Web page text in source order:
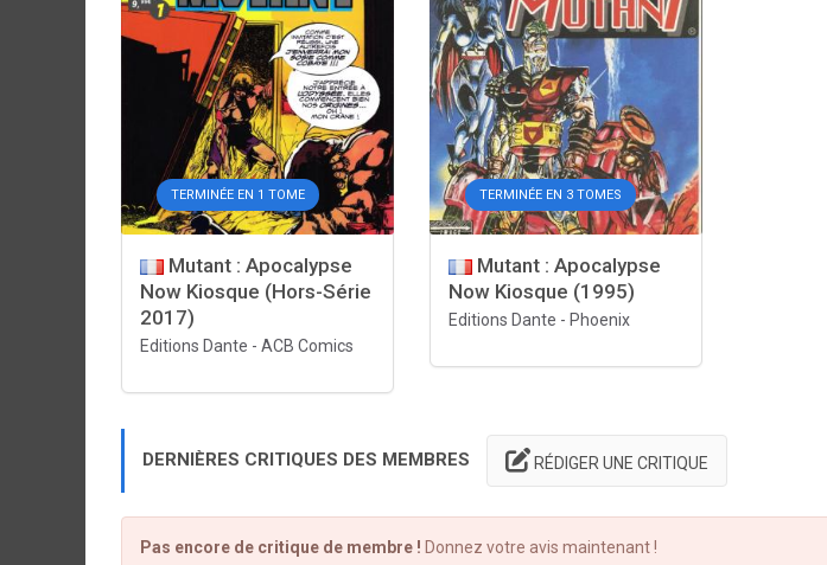
TERMINÉE EN 1 TOME
Mutant : Apocalypse
Now Kiosque (Hors-Série
2017)
Editions Dante - ACB Comics
TERMINÉE EN 3 TOMES
Mutant : Apocalypse
Now Kiosque (1995)
Editions Dante - Phoenix
DERNIÈRES CRITIQUES DES MEMBRES RÉDIGER UNE CRITIQUE
Pas encore de critique de membre ! Donnez votre avis maintenant !